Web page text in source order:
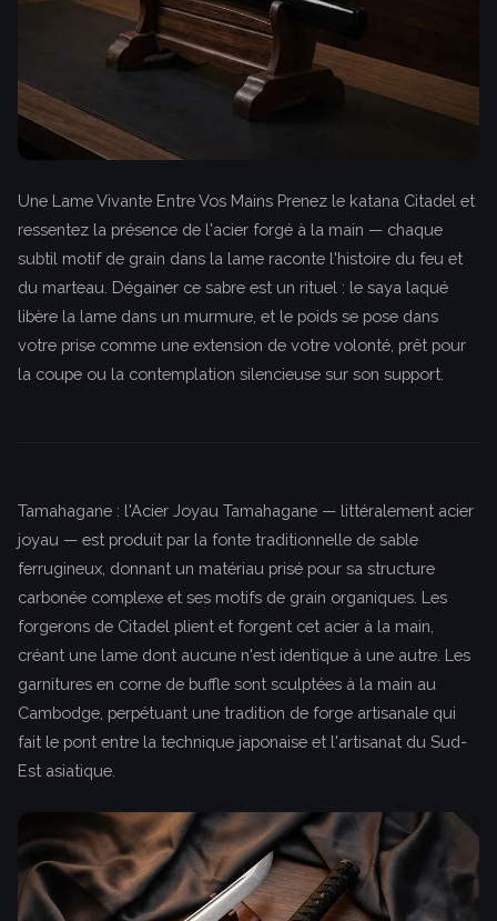
Une Lame Vivante Entre Vos Mains Prenez le katana Citadel et
ressentez la présence de l'acier forgé à la main — chaque
subtil motif de grain dans la lame raconte l'histoire du feu et
du marteau. Dégainer ce sabre est un rituel : le saya laqué
libère la lame dans un murmure, et le poids se pose dans
votre prise comme une extension de votre volonté, prêt pour
la coupe ou la contemplation silencieuse sur son support.
Tamahagane : l'Acier Joyau Tamahagane — littéralement acier
joyau — est produit par la fonte traditionnelle de sable
ferrugineux, donnant un matériau prisé pour sa structure
carbonée complexe et ses motifs de grain organiques. Les
forgerons de Citadel plient et forgent cet acier à la main,
créant une lame dont aucune n'est identique à une autre. Les
garnitures en corne de buffle sont sculptées à la main au
Cambodge, perpétuant une tradition de forge artisanale qui
fait le pont entre la technique japonaise et l'artisanat du Sud-
Est asiatique.